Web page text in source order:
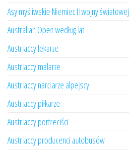
Asy myśliwskie Niemiec II wojny światowej
Australian Open według lat
Austriaccy lekarze
Austriaccy malarze
Austriaccy narciarze alpejscy
Austriaccy piłkarze
Austriaccy portreciści
Austriaccy producenci autobusów